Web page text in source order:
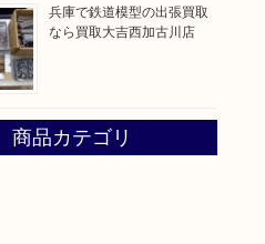
兵庫で鉄道模型の出張買取
なら買取大吉西加古川店
商品カテゴリ